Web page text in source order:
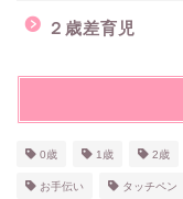
２歳差育児
0歳 1歳 2歳
お手伝い タッチペン